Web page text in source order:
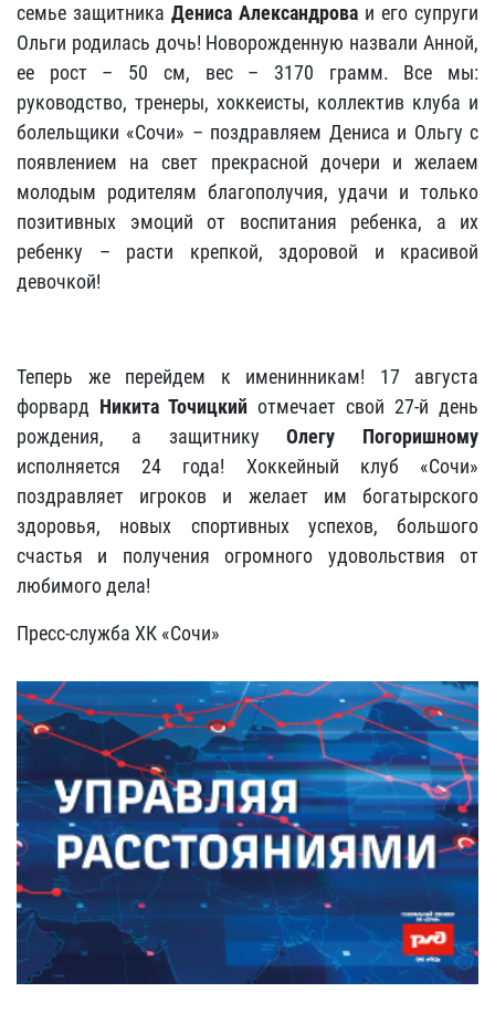
семье защитника Дениса Александрова и его супруги
Ольги родилась дочь! Новорожденную назвали Анной,
ее рост – 50 см, вес – 3170 грамм. Все мы:
руководство, тренеры, хоккеисты, коллектив клуба и
болельщики «Сочи» – поздравляем Дениса и Ольгу с
появлением на свет прекрасной дочери и желаем
молодым родителям благополучия, удачи и только
позитивных эмоций от воспитания ребенка, а их
ребенку – расти крепкой, здоровой и красивой
девочкой!
Теперь же перейдем к именинникам! 17 августа
форвард Никита Точицкий отмечает свой 27-й день
рождения, а защитникуОлегу Погоришному
исполняется 24 года! Хоккейный клуб «Сочи»
поздравляет игроков и желает им богатырского
здоровья, новых спортивных успехов, большого
счастья и получения огромного удовольствия от
любимого дела!
Пресс-служба ХК «Сочи»